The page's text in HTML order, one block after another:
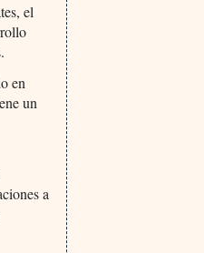
el
en
un
a